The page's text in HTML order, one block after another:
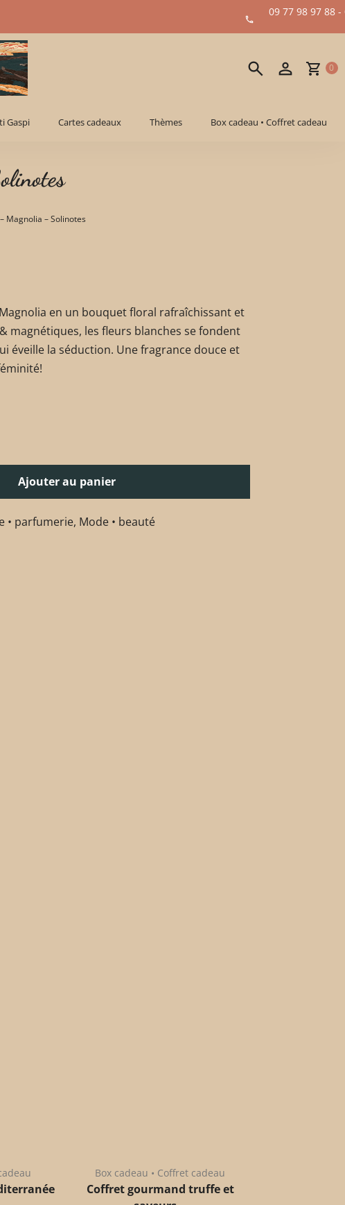
09 77 98 97 88 -
0
Gaspi Cartes cadeaux Thèmes Box cadeau • Coffret cadeau
Magnolia – Solinotes
en un bouquet floral rafraîchissant et
magnétiques, les fleurs blanches se fondent
éveille la séduction. Une fragrance douce et
Ajouter au panier
• parfumerie, Mode • beauté
Box cadeau • Coffret cadeau
Coffret gourmand truffe et